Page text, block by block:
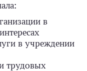
в
в учреждении
трудовых